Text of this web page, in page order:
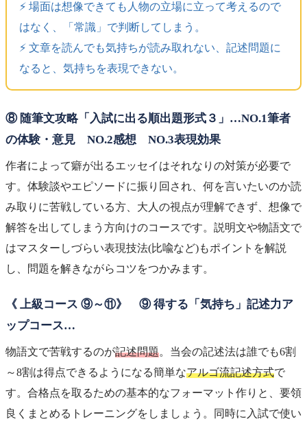
⚡️ 場面は想像できても人物の立場に立って考えるので
はなく、「常識」で判断してしまう。
⚡️ 文章を読んでも気持ちが読み取れない、記述問題に
なると、気持ちを表現できない。
⑧ 随筆文攻略「入試に出る順出題形式３」…NO.1筆者
の体験・意見 NO.2感想 NO.3表現効果
作者によって癖が出るエッセイはそれなりの対策が必要で
す。体験談やエピソードに振り回され、何を言いたいのか読
み取りに苦戦している方、大人の視点が理解できず、想像で
解答を出してしまう方向けのコースです。説明文や物語文で
はマスターしづらい表現技法(比喩など)もポイントを解説
し、問題を解きながらコツをつかみます。
《 上級コース ⑨～⑪》 ⑨ 得する「気持ち」記述力ア
ップコース…
物語文で苦戦するのが記述問題。当会の記述法は誰でも6割
～8割は得点できるようになる簡単なアルゴ流記述方式で
す。合格点を取るための基本的なフォーマット作りと、要領
良くまとめるトレーニングをしましょう。同時に入試で使い